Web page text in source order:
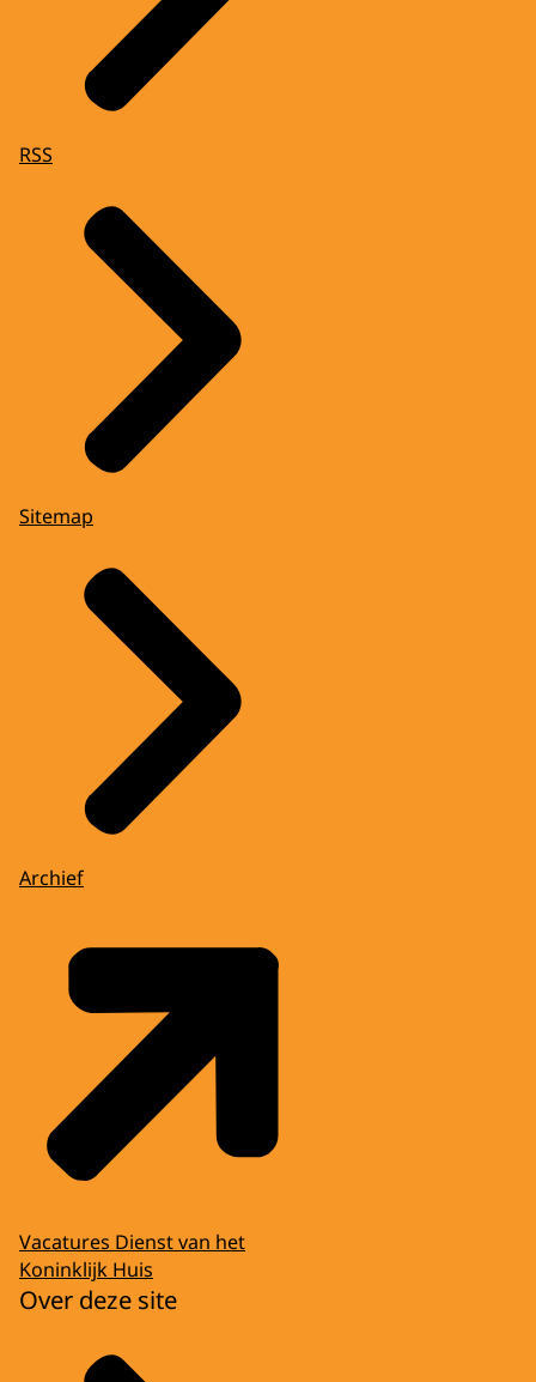
RSS
Sitemap
Archief
Vacatures Dienst van het
Koninklijk Huis
Over deze site